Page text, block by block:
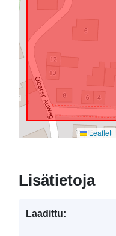
Leaflet |
Lisätietoja
Laadittu: